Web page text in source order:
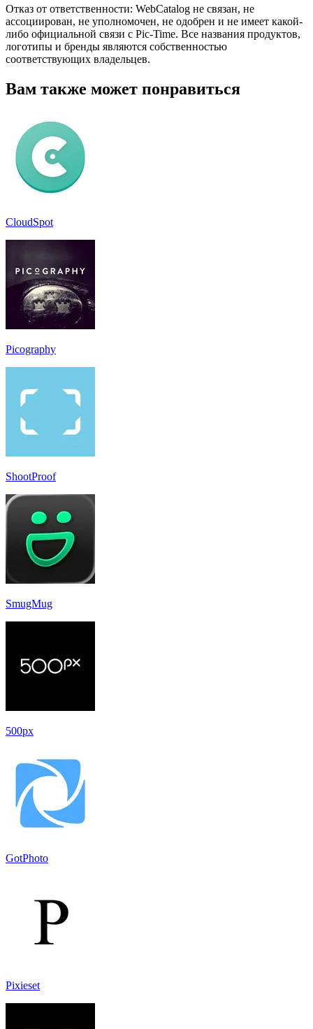
Отказ от ответственности: WebCatalog не связан, не
ассоциирован, не уполномочен, не одобрен и не имеет какой-
либо официальной связи с Pic-Time. Все названия продуктов,
логотипы и бренды являются собственностью
соответствующих владельцев.
Вам также может понравиться
CloudSpot
Picography
ShootProof
‎SmugMug
500px
GotPhoto
Pixieset